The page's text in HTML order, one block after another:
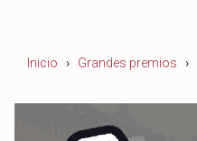
Inicio Grandes premios